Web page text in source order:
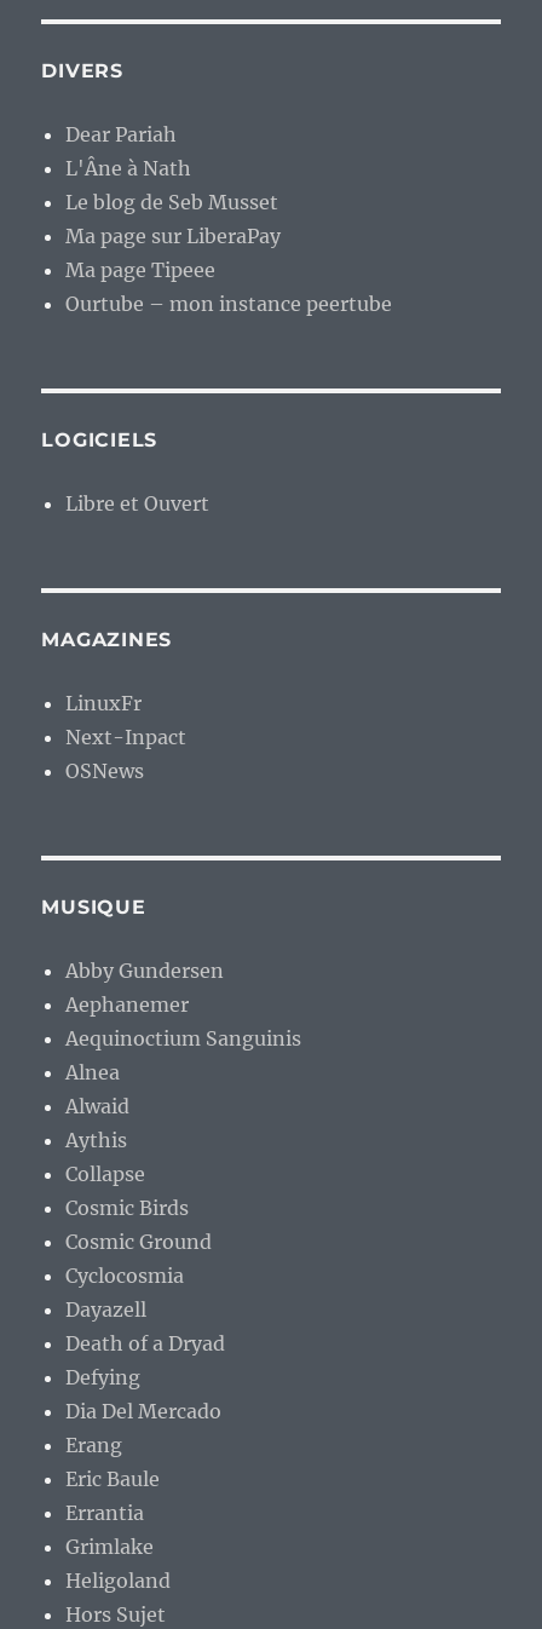
DIVERS
Dear Pariah
L'Âne à Nath
Le blog de Seb Musset
Ma page sur LiberaPay
Ma page Tipeee
Ourtube – mon instance peertube
LOGICIELS
Libre et Ouvert
MAGAZINES
LinuxFr
Next-Inpact
OSNews
MUSIQUE
Abby Gundersen
Aephanemer
Aequinoctium Sanguinis
Alnea
Alwaid
Aythis
Collapse
Cosmic Birds
Cosmic Ground
Cyclocosmia
Dayazell
Death of a Dryad
Defying
Dia Del Mercado
Erang
Eric Baule
Errantia
Grimlake
Heligoland
Hors Sujet